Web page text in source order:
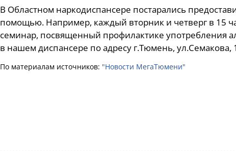
В Областном наркодиспансере постарались
помощью. Например, каждый вторник и четверг в 15
семинар, посвященный профилактике употребления
в нашем диспансере по адресу г.Тюмень, ул.Семакова,
По материалам источников: "Новости МегаТюмени"